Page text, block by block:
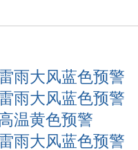
雨大风蓝色预警
雨大风蓝色预警
温黄色预警
雨大风蓝色预警